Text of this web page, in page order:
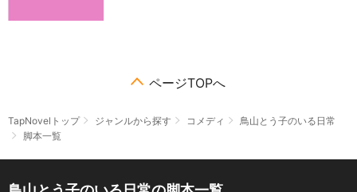
ページTOPへ
TapNovelトップ ジャンルから探す コメディ
鳥山とう子のいる日常
脚本一覧